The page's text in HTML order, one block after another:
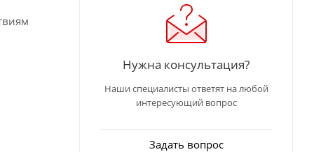
Нужна консультация?
Наши специалисты ответят на любой
интересующий вопрос
Задать вопрос